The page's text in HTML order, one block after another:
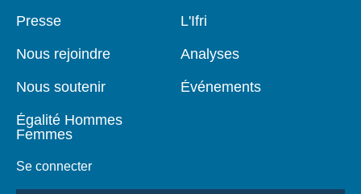
Pied
Presse
Nous rejoindre
Nous soutenir
Égalité Hommes
Femmes
Se connecter
Navigation
L'Ifri
Analyses
Événements